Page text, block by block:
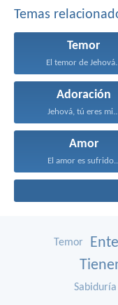
Temas
Temor
El temor de
Adoración
Jehová, tú eres
Amor
El amor es
Temor
Sabiduría